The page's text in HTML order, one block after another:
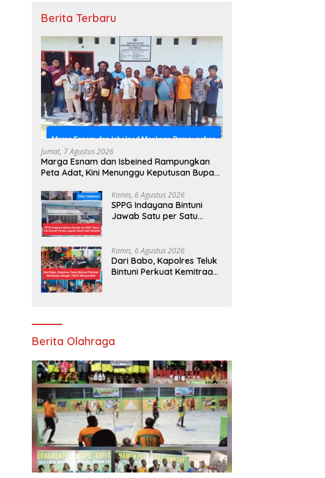
Berita Terbaru
Jumat, 7 Agustus 2026
Marga Esnam dan Isbeined Rampungkan
Peta Adat, Kini Menunggu Keputusan Bupati
Kamis, 6 Agustus 2026
SPPG Indayana Bintuni
Jawab Satu per Satu
Gratis
Kamis, 6 Agustus 2026
Dari Babo, Kapolres Teluk
Bintuni Perkuat Kemitraan
Berita Olahraga